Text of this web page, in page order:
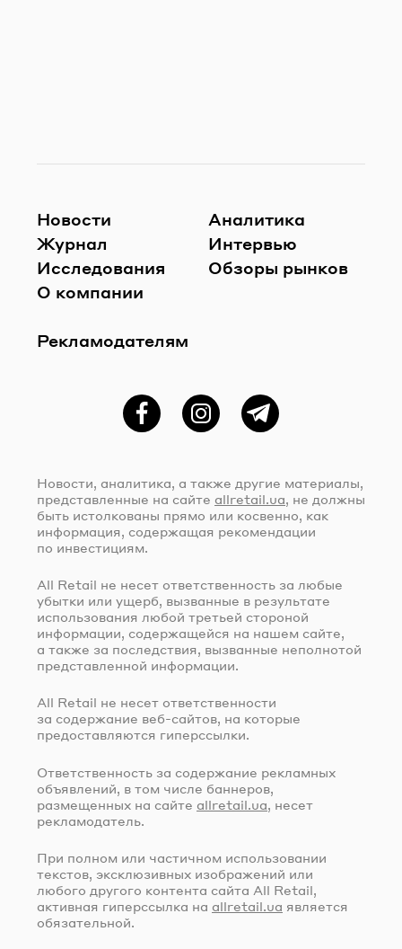
Новости
Журнал
Исследования
О компании
Рекламодателям
Аналитика
Интервью
Обзоры рынков
ФейсбукInstagramTelegram
Новости, аналитика, а также другие материалы,
представленные на сайте allretail.ua, не должны
быть истолкованы прямо или косвенно, как
информация, содержащая рекомендации
по инвестициям.
All Retail не несет ответственность за любые
убытки или ущерб, вызванные в результате
использования любой третьей стороной
информации, содержащейся на нашем сайте,
а также за последствия, вызванные неполнотой
представленной информации.
All Retail не несет ответственности
за содержание веб-сайтов, на которые
предоставляются гиперссылки.
Ответственность за содержание рекламных
объявлений, в том числе баннеров,
размещенных на сайте allretail.ua, несет
рекламодатель.
При полном или частичном использовании
текстов, эксклюзивных изображений или
любого другого контента сайта All Retail,
активная гиперссылка на allretail.ua является
обязательной.